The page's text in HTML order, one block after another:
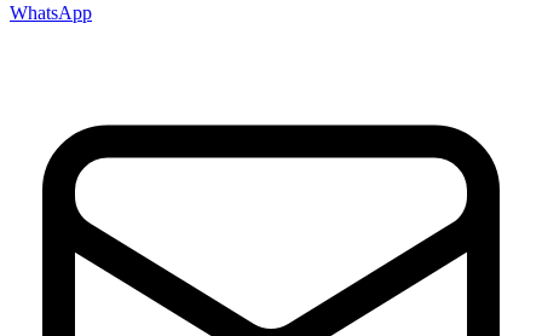
WhatsApp